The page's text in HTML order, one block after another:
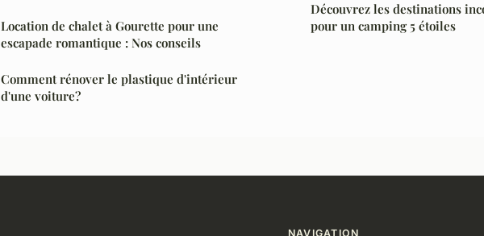
Location de chalet à Gourette pour une
escapade romantique : Nos conseils
Comment rénover le plastique d'intérieur
d'une voiture?
Découvrez les destinations
pour un camping 5 étoiles
NAVIGATION